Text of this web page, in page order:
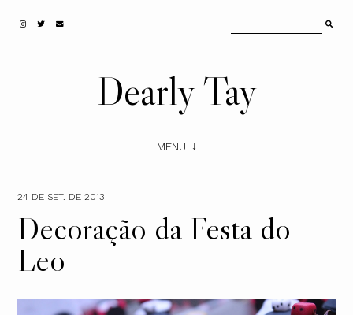
Dearly Tay
MENU
24 DE SET. DE 2013
Decoração da Festa do
Leo